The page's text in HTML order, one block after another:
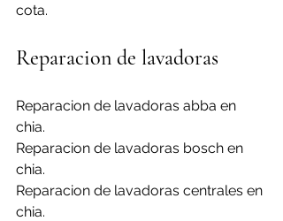
cota.
Reparacion de lavadoras
Reparacion de lavadoras abba en
chia.
Reparacion de lavadoras bosch en
chia.
Reparacion de lavadoras centrales en
chia.